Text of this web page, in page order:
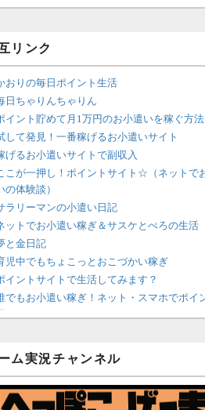
リンク
おりの毎日ポイント生活
日ちゃりんちゃりん
イント貯めて月1万円のお小遣いを稼ぐ方法
して発見！一番稼げるお小遣いサイト
げるお小遣いサイトで副収入
こが一押し！ポイントサイト☆（ネットで
の体験談）
ラリーマンの小遣い日記
ットでお小遣い稼ぎ＆サスケとぺろの生活
と金日記
児中でもちょこっとおこづかい稼ぎ
イントサイトで生活してみます？
でもお小遣い稼ぎ！ネット・スマホでポイ
沈黙は金なり
イントがお金に！？-空いた時間でちょい稼
在宅deお小遣い！～小銭だって集めれば諭吉
ム実況チャンネル